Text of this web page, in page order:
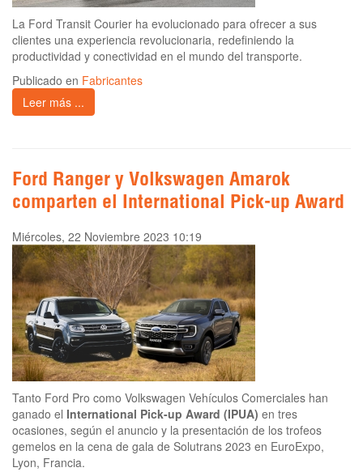
La Ford Transit Courier ha evolucionado para ofrecer a sus
clientes una experiencia revolucionaria, redefiniendo la
productividad y conectividad en el mundo del transporte.
Publicado en Fabricantes
Leer más ...
Ford Ranger y Volkswagen Amarok
comparten el International Pick-up Award
Miércoles, 22 Noviembre 2023 10:19
Tanto Ford Pro como Volkswagen Vehículos Comerciales han
ganado el International Pick-up Award (IPUA) en tres
ocasiones, según el anuncio y la presentación de los trofeos
gemelos en la cena de gala de Solutrans 2023 en EuroExpo,
Lyon, Francia.